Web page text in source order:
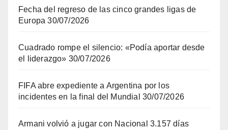
Fecha del regreso de las cinco grandes ligas de
Europa 30/07/2026
Cuadrado rompe el silencio: «Podía aportar desde
el liderazgo» 30/07/2026
FIFA abre expediente a Argentina por los
incidentes en la final del Mundial 30/07/2026
Armani volvió a jugar con Nacional 3.157 días